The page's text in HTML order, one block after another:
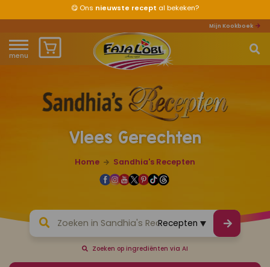
😋 Ons nieuwste recept al bekeken?
Mijn Kookboek
menu
Waar ben je naar op zoek?
Home
Over ons
Recepten
Producten
Mijn kookboek
Zomervakantie 2026
Vlees Gerechten
Home Sandhia's Recepten
Zoeken op ingrediënten via AI